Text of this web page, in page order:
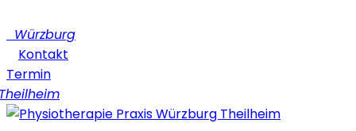
Würzburg
Kontakt
Termin